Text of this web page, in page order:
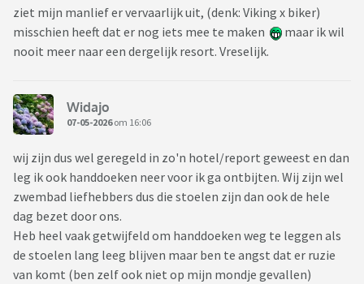
ziet mijn manlief er vervaarlijk uit, (denk: Viking x biker)
misschien heeft dat er nog iets mee te maken
maar ik wil
nooit meer naar een dergelijk resort. Vreselijk.
Widajo
07-05-2026om 16:06
wij zijn dus wel geregeld in zo'n hotel/report geweest en dan
leg ik ook handdoeken neer voor ik ga ontbijten. Wij zijn wel
zwembad liefhebbers dus die stoelen zijn dan ook de hele
dag bezet door ons.
Heb heel vaak getwijfeld om handdoeken weg te leggen als
de stoelen lang leeg blijven maar ben te angst dat er ruzie
van komt (ben zelf ook niet op mijn mondje gevallen)